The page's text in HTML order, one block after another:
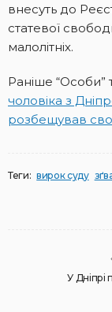
внесуть до
статевої
малолітніх.
Раніше “Особи”
чоловіка з
розбещував
Теги: вирок суду
У Дніпрі